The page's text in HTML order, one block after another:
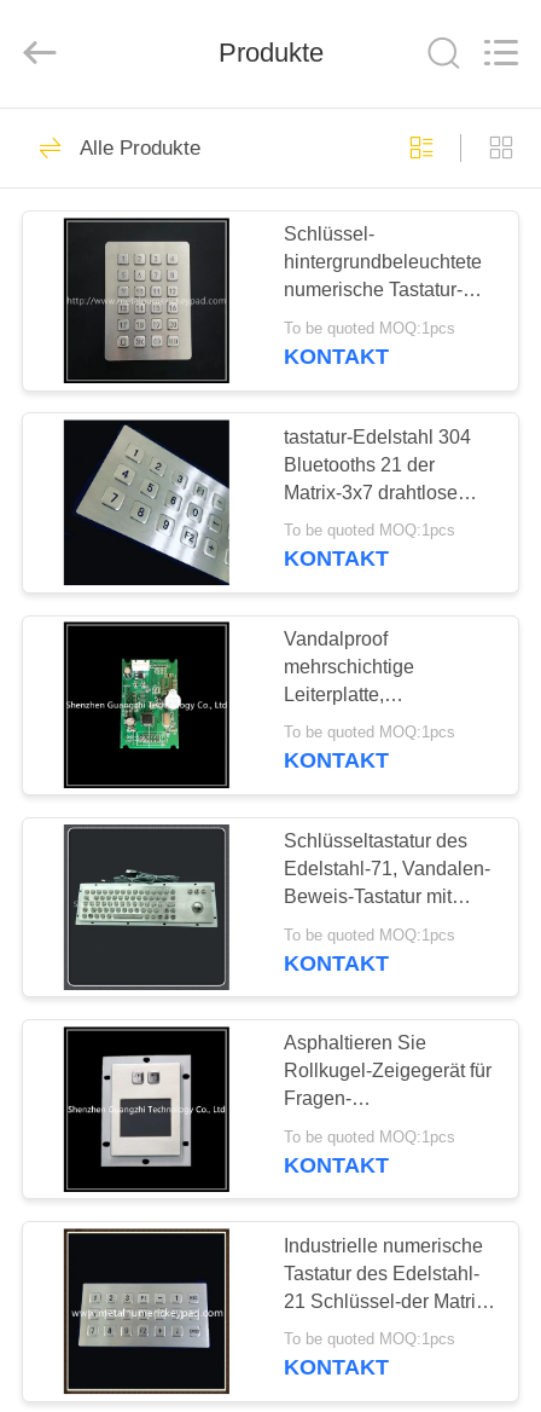
HAUS
PRODUKTE
FABRIK-
AUSFLUG
QUALITÄTSKONTROLLE
TRETEN
SIE
UNS
VERBINDUNG
FORDERN
ZITAT
SITEMAP
PRIVACY
POLICY
Rights
Reserved.
ECER
Metall
Zehnertastatur
Industrielle
numerische Tastatur
34
Von hinten
beleuchtete
numerische Tastatur
Eingebettete
numerische Tastatur
Industrielle
Tastaturen mit
Trackball
Produkte
Alle Produkte
Schlüssel-
hintergrundbeleuchtete
numerische Tastatur-
Zugriffskontroll-Digital-
Metalltastatur ODM 24
To be quoted MOQ:1pcs
KONTAKT
tastatur-Edelstahl 304
Bluetooths 21 der
Matrix-3x7 drahtlose
Schlüssel
To be quoted MOQ:1pcs
KONTAKT
Vandalproof
mehrschichtige
Leiterplatte,
Steuerkreiskarte für
Metalltastatur
To be quoted MOQ:1pcs
KONTAKT
Schlüsseltastatur des
Edelstahl-71, Vandalen-
Beweis-Tastatur mit
38mm 25mm Rollkugel
To be quoted MOQ:1pcs
KONTAKT
Asphaltieren Sie
Rollkugel-Zeigegerät für
Fragen-
Maschine/industrielle
Steuermaschine
To be quoted MOQ:1pcs
KONTAKT
Industrielle numerische
Tastatur des Edelstahl-
21 Schlüssel-der Matrix-
3x7
To be quoted MOQ:1pcs
KONTAKT